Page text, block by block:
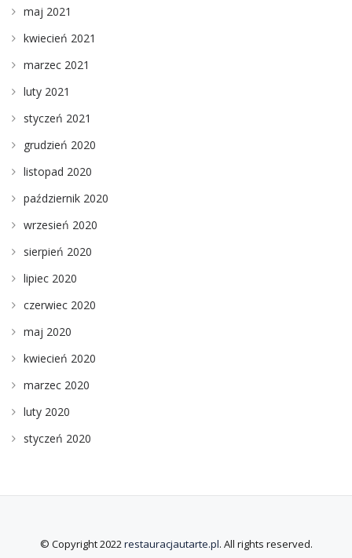
maj 2021
kwiecień 2021
marzec 2021
luty 2021
styczeń 2021
grudzień 2020
listopad 2020
październik 2020
wrzesień 2020
sierpień 2020
lipiec 2020
czerwiec 2020
maj 2020
kwiecień 2020
marzec 2020
luty 2020
styczeń 2020
© Copyright 2022restauracjautarte.pl. All rights reserved.